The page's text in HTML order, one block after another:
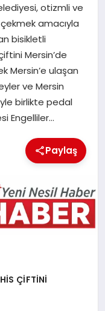
otizmli ve
amacıyla
bisikletli
Mersin’de
Mersin’e ulaşan
ve Mersin
birlikte pedal
Engelliler…
Paylaş
ÇİFTİNİ